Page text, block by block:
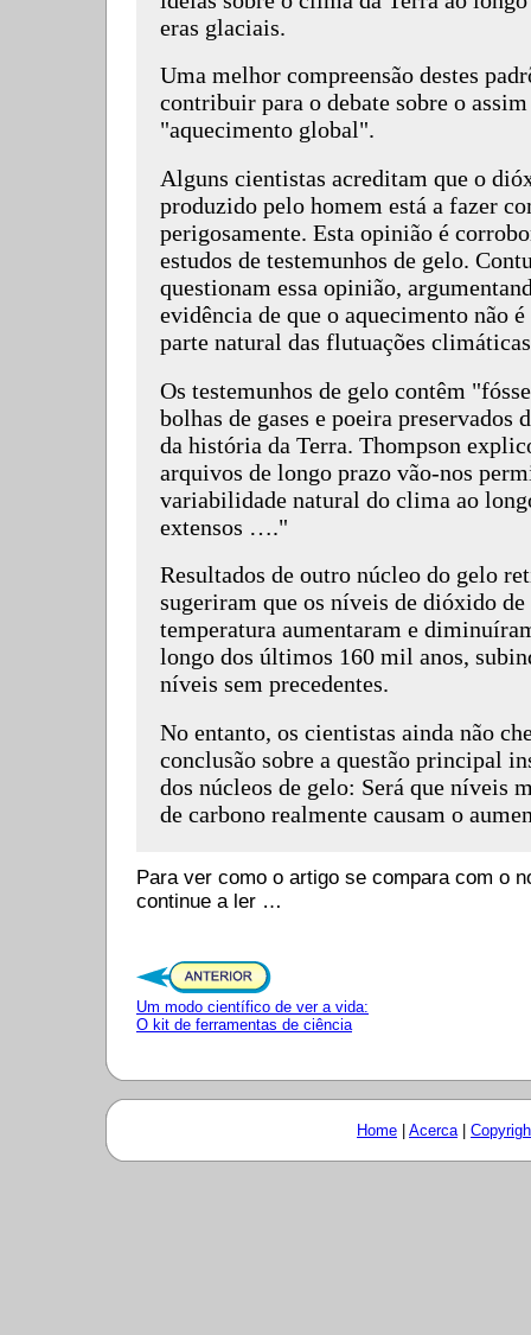
eras glaciais.
Uma melhor compreensão destes
contribuir para o debate sobre o
"aquecimento global".
Alguns cientistas acreditam que o
produzido pelo homem está a fazer
perigosamente. Esta opinião é
estudos de testemunhos de gelo.
questionam essa opinião,
evidência de que o aquecimento não
parte natural das flutuações
Os testemunhos de gelo contêm
bolhas de gases e poeira preservados
da história da Terra. Thompson
arquivos de longo prazo vão-nos
variabilidade natural do clima ao
extensos …."
Resultados de outro núcleo do gelo
sugeriram que os níveis de dióxido de
temperatura aumentaram e
longo dos últimos 160 mil anos,
níveis sem precedentes.
No entanto, os cientistas ainda não
conclusão sobre a questão principal
dos núcleos de gelo: Será que níveis
de carbono realmente causam o
Para ver como o artigo se compara com o
continue a ler …
Um modo científico de ver a vida:
O kit de ferramentas de ciência
Home Acerca|